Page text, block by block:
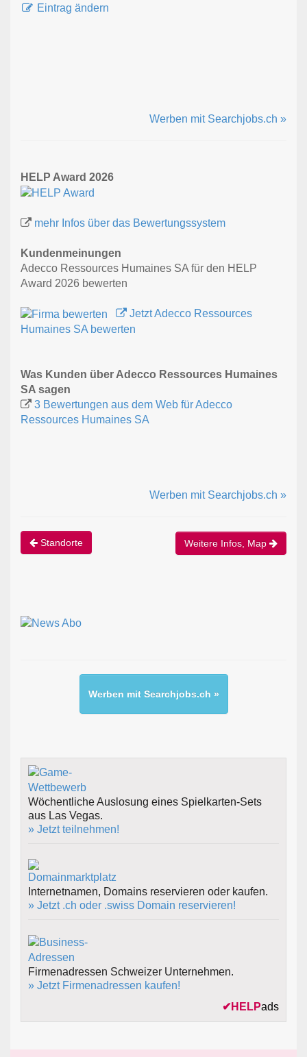
Eintrag ändern
Werben mit Searchjobs.ch »
HELP Award 2026
mehr Infos über das Bewertungssystem
Kundenmeinungen
Adecco Ressources Humaines SA für den HELP
Award 2026 bewerten
Jetzt Adecco Ressources
Humaines SA bewerten
Was Kunden über Adecco Ressources Humaines
SA sagen
3 Bewertungen aus dem Web für Adecco
Ressources Humaines SA
Werben mit Searchjobs.ch »
Standorte Weitere Infos, Map
Werben mit Searchjobs.ch »
Wöchentliche Auslosung eines Spielkarten-Sets
aus Las Vegas.
» Jetzt teilnehmen!
Internetnamen, Domains reservieren oder kaufen.
» Jetzt .ch oder .swiss Domain reservieren!
Firmenadressen Schweizer Unternehmen.
» Jetzt Firmenadressen kaufen!
✔ HELPads